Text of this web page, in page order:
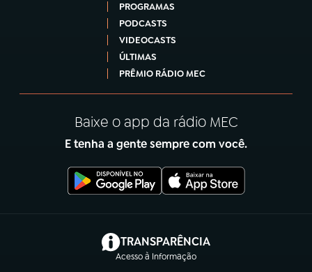
PROGRAMAS
PODCASTS
VIDEOCASTS
ÚLTIMAS
PRÊMIO RÁDIO MEC
Baixe o app da rádio MEC
E tenha a gente sempre com você.
TRANSPARÊNCIA
Acesso à Informação
(abre em nova aba)